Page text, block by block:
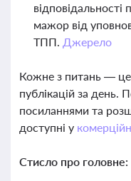
мажор від
ТПП. Джерело
Кожне з питань — це
публікацій за
посиланнями та
доступні у
Стисло про головне: